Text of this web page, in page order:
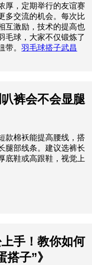
厚，定期举行的友谊赛
多交流的机会。每次比
互激励，技术的提高也
毛球，大家不仅锻炼了
带。羽毛球搭子武昌
裤会不会显腿
款棉袄能提高腰线，搭
腿部线条。建议选裤长
底鞋或高跟鞋，视觉上
上手！教你如何
搭子”》